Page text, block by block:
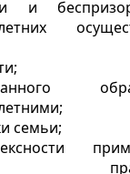
и
семьи;